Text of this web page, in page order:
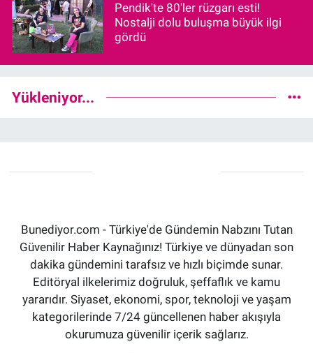
Pendik'te 80'ler rüzgarı esti!
Nostalji dolu buluşma büyük ilgi
gördü
Yükleniyor...
Bunediyor.com - Türkiye'de Gündemin Nabzını Tutan
Güvenilir Haber Kaynağınız! Türkiye ve dünyadan son
dakika gündemini tarafsız ve hızlı biçimde sunar.
Editöryal ilkelerimiz doğruluk, şeffaflık ve kamu
yararıdır. Siyaset, ekonomi, spor, teknoloji ve yaşam
kategorilerinde 7/24 güncellenen haber akışıyla
okurumuza güvenilir içerik sağlarız.